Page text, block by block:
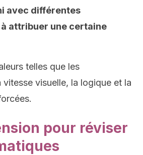
avec différentes
attribuer une certaine
telles que les
vitesse visuelle, la logique et la
pour réviser